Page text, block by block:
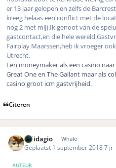
er 13 jaar gelopen en zelfs de
kreeg helaas een conflict met de
nog 2 met mij).Ik genoot van de
gastcontact,en die hele
Fairplay Maarssen,heb ik vroeger
Utrecht.
Een moneymaker als een casino
Great One en The Gallant maar als
casino groot icm gastvrijheid.
Citeren
Solidagio Whale
Geplaatst 1 september 20187 jr
AUTEUR